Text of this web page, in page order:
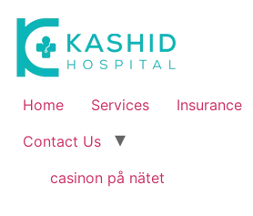
Home Services Insurance
Contact Us
casinon på nätet